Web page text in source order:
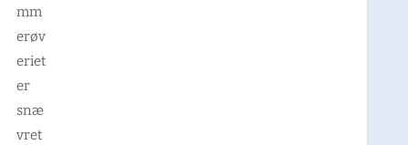
mm
erøv
eriet
er
snæ
vret